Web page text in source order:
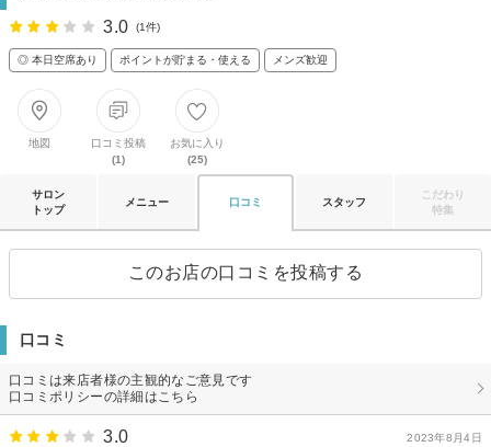
3.0 (1件)
◎ 本日空席あり ポイントが貯まる・使える メンズ歓迎
地図
口コミ投稿
(1)
お気に入り
(25)
サロン
トップ
メニュー 口コミ スタッフ
こだわり
特集
このお店の口コミを投稿する
口コミ
口コミは来店者様の主観的なご意見です
口コミポリシーの詳細はこちら
2023年8月4日
3.0